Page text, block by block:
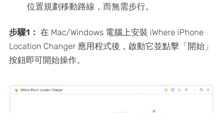
位置規劃移動路線，而無需步行。
步驟1： 在 Mac/Windows 電腦上安裝 iWhere iPhone
Location Changer 應用程式後，啟動它並點擊「開始」
按鈕即可開始操作。